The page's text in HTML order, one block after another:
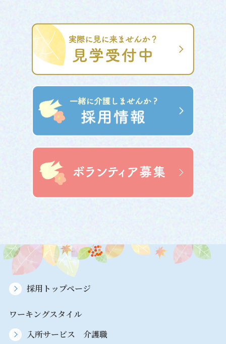
採用トップページ
ワーキングスタイル
入所サービス 介護職